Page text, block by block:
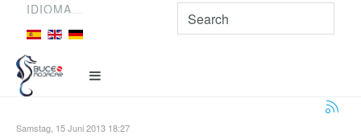
IDIOMA
Samstag, 15 Juni 2013 18:27